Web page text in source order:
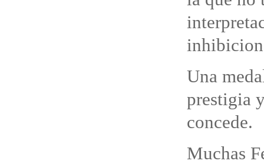
Una
prestigia
concede.
Muchas